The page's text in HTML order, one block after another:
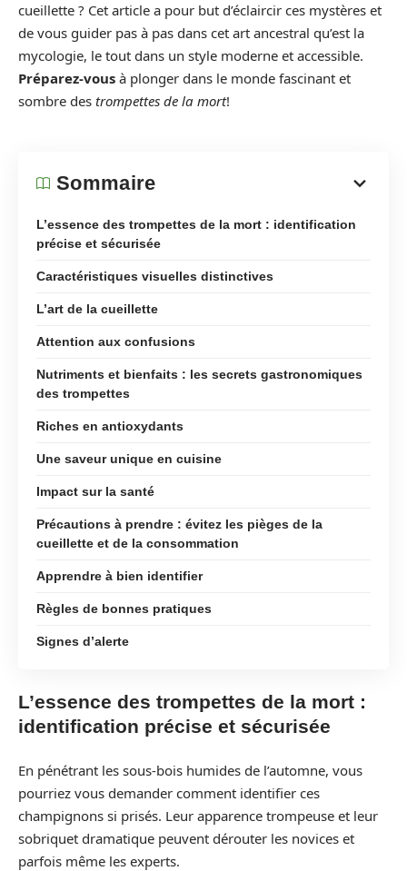
cueillette ? Cet article a pour but d’éclaircir ces mystères et
de vous guider pas à pas dans cet art ancestral qu’est la
mycologie, le tout dans un style moderne et accessible.
Préparez-vous à plonger dans le monde fascinant et
sombre des trompettes de la mort!
Sommaire
L’essence des trompettes de la mort : identification
précise et sécurisée
Caractéristiques visuelles distinctives
L’art de la cueillette
Attention aux confusions
Nutriments et bienfaits : les secrets gastronomiques
des trompettes
Riches en antioxydants
Une saveur unique en cuisine
Impact sur la santé
Précautions à prendre : évitez les pièges de la
cueillette et de la consommation
Apprendre à bien identifier
Règles de bonnes pratiques
Signes d’alerte
L’essence des trompettes de la mort :
identification précise et sécurisée
En pénétrant les sous-bois humides de l’automne, vous
pourriez vous demander comment identifier ces
champignons si prisés. Leur apparence trompeuse et leur
sobriquet dramatique peuvent dérouter les novices et
parfois même les experts.